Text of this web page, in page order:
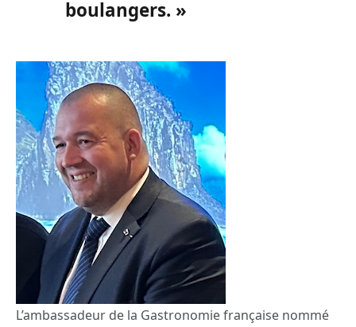
boulangers. »
L’ambassadeur de la Gastronomie française nommé